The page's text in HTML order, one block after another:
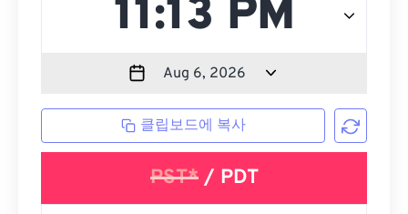
클립보드에 복사
PST*/ PDT